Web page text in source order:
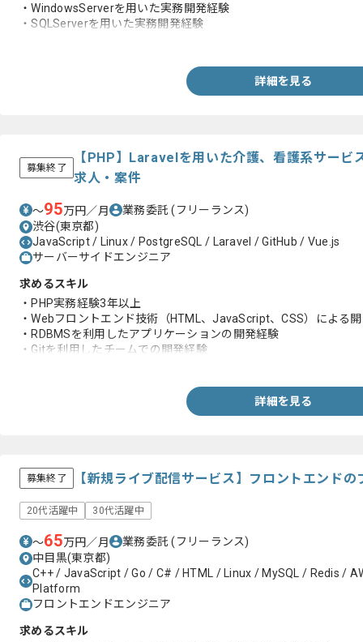
・WindowsServerを用いた実務開発経験
・SQLServerを用いた実務開発経験
詳細を見る
募集終了
【PHP】Laravelを用いた介護、看護系サービ
求人・案件
〜95万円／月 業務委託(フリーランス)
渋谷(東京都)
JavaScript / Linux / PostgreSQL / Laravel / GitHub / Vue.js
サーバーサイドエンジニア
求めるスキル
・PHP実務経験3年以上
・Webフロントエンド技術（HTML、JavaScript、CSS）による
・RDBMSを利用したアプリケーションの開発経験
・Gitを利用したチームでの開発経験
詳細を見る
募集終了 【新規ライブ配信サービス】フロントエンド
20代活躍中 30代活躍中
〜65万円／月 業務委託(フリーランス)
中目黒(東京都)
C++ / JavaScript / Go / C# / HTML / Linux / MySQL / Redis /
Platform
フロントエンドエンジニア
求めるスキル